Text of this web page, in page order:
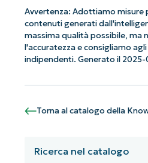
Avvertenza: Adottiamo misure
contenuti generati
massima qualità possibile, ma
l'accuratezza e consigliamo
indipendenti. Generato il
Torna al catalogo della
Iniziate con le
dall'AI di
Non è richiesta alcuna
First